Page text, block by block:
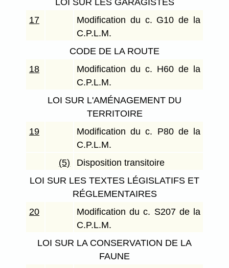
17
Modification du c. G10 de la
C.P.L.M.
CODE DE LA ROUTE
18
Modification du c. H60 de la
C.P.L.M.
LOI SUR L'AMÉNAGEMENT DU
TERRITOIRE
19
Modification du c. P80 de la
C.P.L.M.
(5)
Disposition transitoire
LOI SUR LES TEXTES LÉGISLATIFS ET
RÉGLEMENTAIRES
20
Modification du c. S207 de la
C.P.L.M.
LOI SUR LA CONSERVATION DE LA
FAUNE